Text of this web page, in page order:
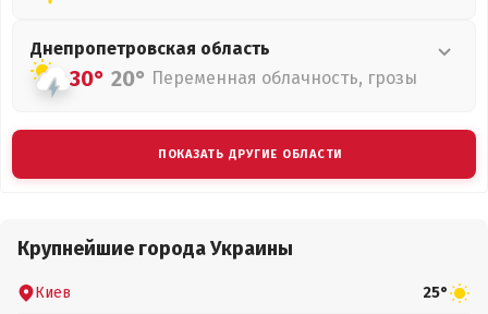
Днепропетровская область
30° 20° Переменная облачность, грозы
ПОКАЗАТЬ ДРУГИЕ ОБЛАСТИ
Крупнейшие города Украины
Киев 25°